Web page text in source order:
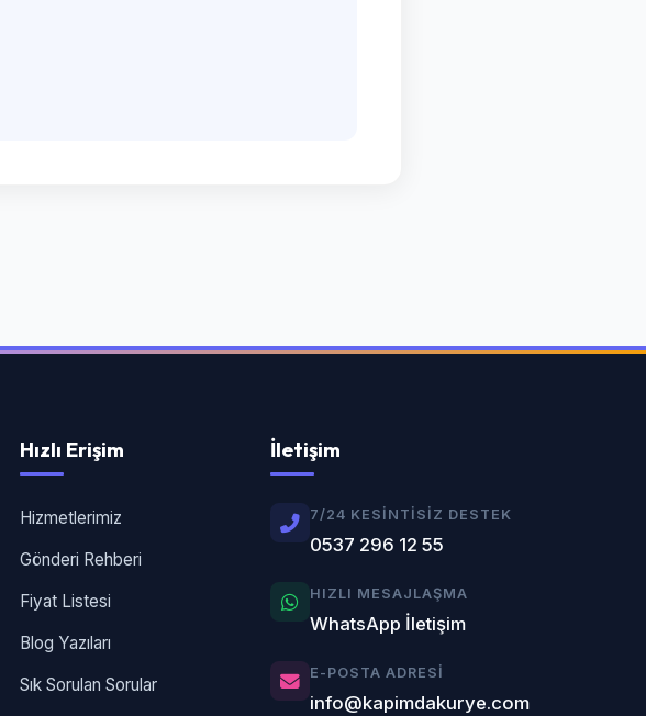
Hızlı Erişim
Hizmetlerimiz
Gönderi Rehberi
Fiyat Listesi
Blog Yazıları
Sık Sorulan Sorular
İletişim
7/24 KESINTISIZ DESTEK
0537 296 12 55
HIZLI MESAJLAŞMA
WhatsApp İletişim
E-POSTA ADRESI
info@kapimdakurye.com